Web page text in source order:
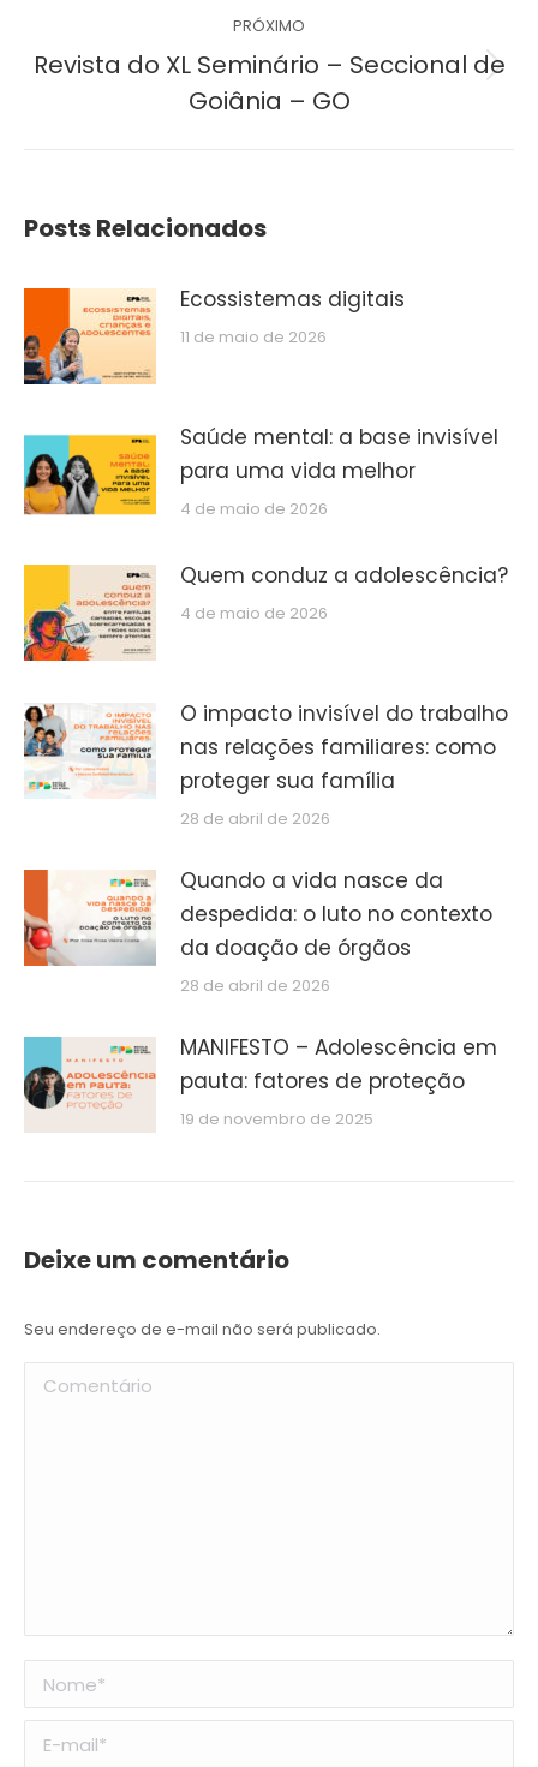
PRÓXIMO
Próximo
post:
Revista do XL Seminário – Seccional de
Goiânia – GO
Posts Relacionados
Ecossistemas digitais
11 de maio de 2026
Saúde mental: a base invisível
para uma vida melhor
4 de maio de 2026
Quem conduz a adolescência?
4 de maio de 2026
O impacto invisível do trabalho
nas relações familiares: como
proteger sua família
28 de abril de 2026
Quando a vida nasce da
despedida: o luto no contexto
da doação de órgãos
28 de abril de 2026
MANIFESTO – Adolescência em
pauta: fatores de proteção
19 de novembro de 2025
Deixe um comentário
Seu endereço de e-mail não será publicado.
Comentário
Nome *
E-mail *